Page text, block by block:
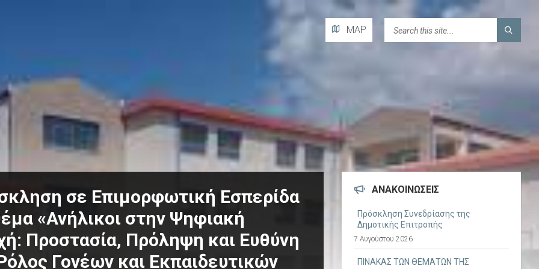
H
M
MAP
σε Επιμορφωτική Εσπερίδα
«Ανήλικοι στην Ψηφιακή
Προστασία, Πρόληψη και Ευθύνη
Γονέων και Εκπαιδευτικών
ΑΝΑΚΟΙΝΏΣΕΙΣ
Πρόσκληση Συνεδρίασης της
Δημοτικής Επιτροπής
7 Αυγούστου 2026
ΠΙΝΑΚΑΣ ΤΩΝ ΘΕΜΑΤΩΝ ΤΗΣ